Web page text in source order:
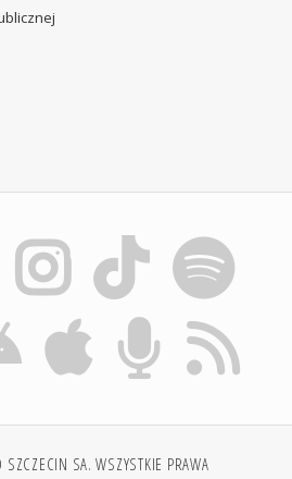
SA. WSZYSTKIE PRAWA